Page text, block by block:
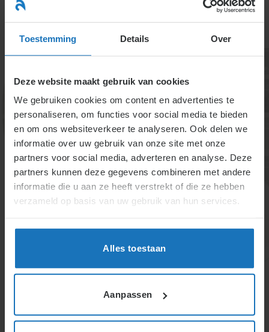
Toestemming Details Over
Deze website maakt gebruik van cookies
We gebruiken cookies om content en advertenties te
personaliseren, om functies voor social media te bieden
en om ons websiteverkeer te analyseren. Ook delen we
informatie over uw gebruik van onze site met onze
partners voor social media, adverteren en analyse. Deze
partners kunnen deze gegevens combineren met andere
informatie die u aan ze heeft verstrekt of die ze hebben
verzameld op basis van uw gebruik van hun services.
Alles toestaan
Aanpassen
naar
inhoud
Opzegging
arbeidsovereenkomst
zonder toestemming
UWV
Een arbeidsovereenkomst kan zonder UWV-
toestemming worden beëindigd bij proeftijd, ontslag
een ondubbelzinnige verklaring die de ander tijdig
bereikt. Schriftelijke en mondelinge vormen zijn
mogelijk, maar specifieke regels en uitzonderingen